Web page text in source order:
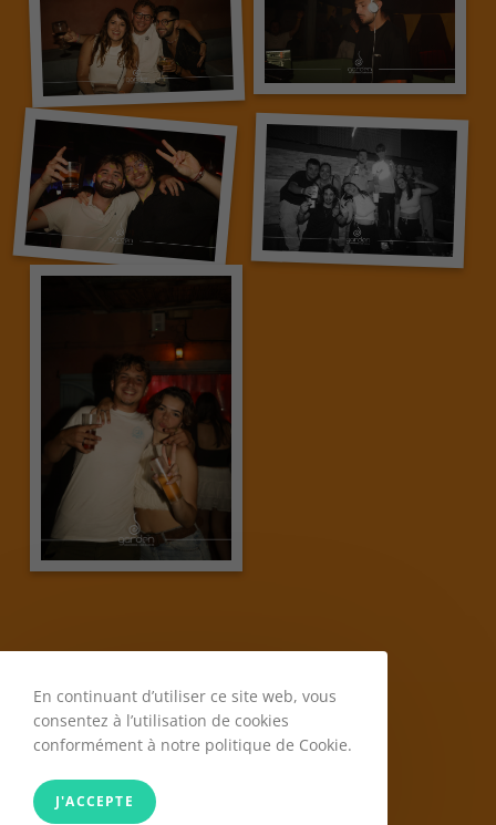
En continuant d’utiliser ce site web, vous
consentez à l’utilisation de cookies
conformément à notre politique de Cookie.
J'ACCEPTE